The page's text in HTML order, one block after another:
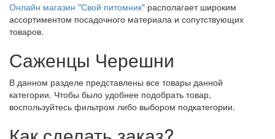
Онлайн магазин "Свой питомник" располагает широким
ассортиментом посадочного материала и сопутствующих
товаров.
Саженцы Черешни
В данном разделе представлены все товары данной
категории. Чтобы было удобнее подобрать товар,
воспользуйтесь фильтром либо выбором подкатегории.